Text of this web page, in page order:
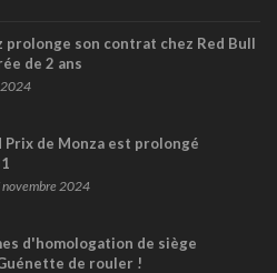
prolonge son contrat chez Red Bull
de 2 ans
Prix de Monza est prolongé
2024
d'homologation de siège
de rouler !